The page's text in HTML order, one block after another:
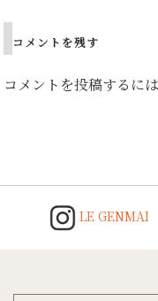
コメントを残す
コメントを投稿するには
LE GENMAI